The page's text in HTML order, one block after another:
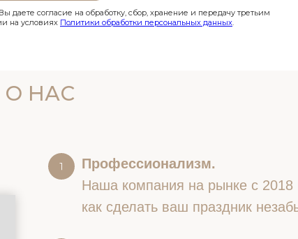
согласие на обработку, сбор, хранение и передачу третьим
на условиях Политики обработки персональных данных.
О НАС
Профессионализм.
Наша компания на рынке с 2018
как сделать ваш праздник